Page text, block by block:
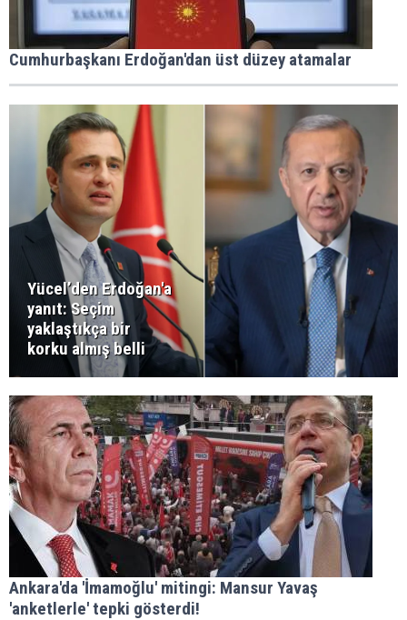
Cumhurbaşkanı Erdoğan'dan üst düzey atamalar
Yücel’den Erdoğan'a
yanıt: Seçim
yaklaştıkça bir
korku almış belli
Ankara'da 'İmamoğlu' mitingi: Mansur Yavaş
'anketlerle' tepki gösterdi!